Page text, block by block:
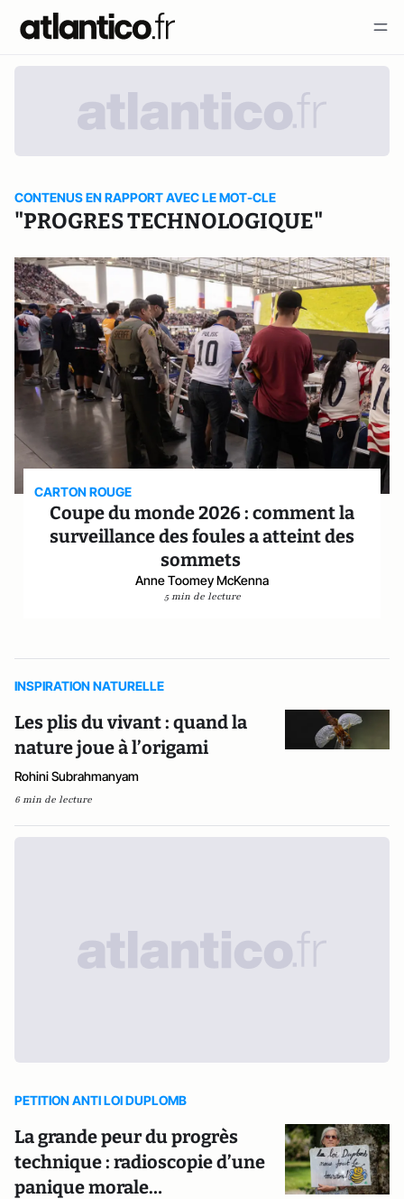
CONTENUS EN RAPPORT AVEC LE MOT-CLE
"PROGRES TECHNOLOGIQUE"
CARTON ROUGE
Coupe du monde 2026 : comment la
surveillance des foules a atteint des
sommets
Anne Toomey McKenna
5 min de lecture
INSPIRATION NATURELLE
Les plis du vivant : quand la
nature joue à l’origami
Rohini Subrahmanyam
6 min de lecture
PETITION ANTI LOI DUPLOMB
La grande peur du progrès
technique : radioscopie d’une
panique morale…